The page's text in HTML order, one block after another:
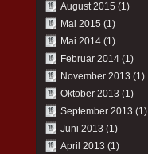
August 2015 (1)
Mai 2015 (1)
Mai 2014 (1)
Februar 2014 (1)
November 2013 (1)
Oktober 2013 (1)
September 2013 (1)
Juni 2013 (1)
April 2013 (1)